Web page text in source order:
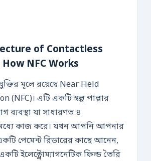
of Contactless
NFC Works
মূলে রয়েছে Near Field
(NFC)। এটি একটি স্বল্প পাল্লার
ব্যবস্থা যা সাধারণত ৪
মধ্যে কাজ করে। যখন আপনি আপনার
পেমেন্ট রিডারের কাছে আনেন,
ইলেক্ট্রোম্যাগনেটিক ফিল্ড তৈরি